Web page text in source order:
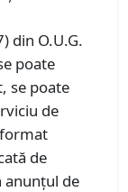
din O.U.G.
poate
se poate
de
de
anunțul de